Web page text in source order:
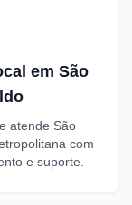
em São
atende São
com
e suporte.